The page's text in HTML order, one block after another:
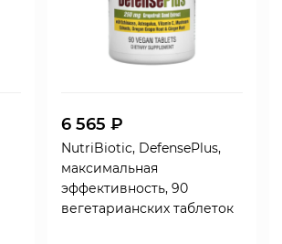
6 565 ₽
NutriBiotic, DefensePlus,
максимальная
эффективность, 90
вегетарианских таблеток